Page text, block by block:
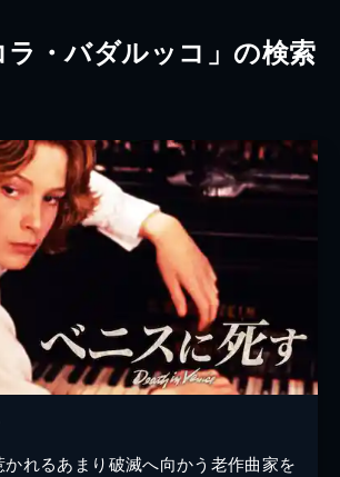
ラ・バダルッコ」の検索
れるあまり破滅へ向かう老作曲家を